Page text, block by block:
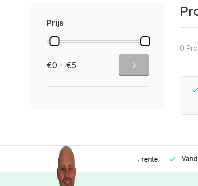
Prijs
€0 - €5
0
Beste Service Garantie
3 gelijke delen Vandaag